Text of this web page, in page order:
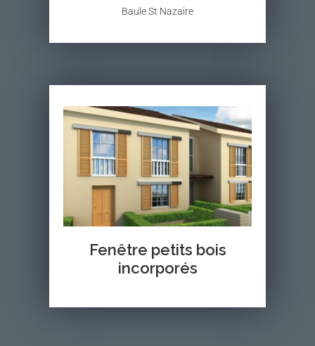
Baule St Nazaire
Fenêtre petits bois
incorporés